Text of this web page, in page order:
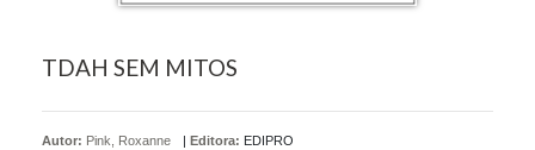
TDAH SEM MITOS
Autor: Pink, Roxanne Editora: EDIPRO